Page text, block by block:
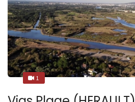
1
1